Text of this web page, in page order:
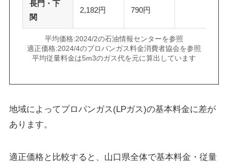
長門・下
関
2,182円 790円
平均価格:2024/2の石油情報センターを参照
適正価格:2024/4のプロパンガス料金消費者協会を参照
平均従量料金は5m3のガス代を元に算出しています
地域によってプロパンガス(LPガス)の基本料金に差が
あります。
適正価格と比較すると、山口県全体で基本料金・従量